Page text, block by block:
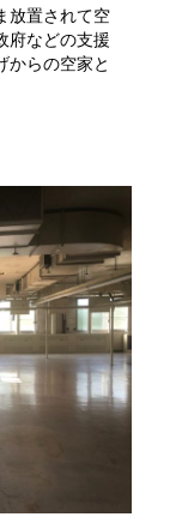
放置されて空
府などの支援
からの空家と